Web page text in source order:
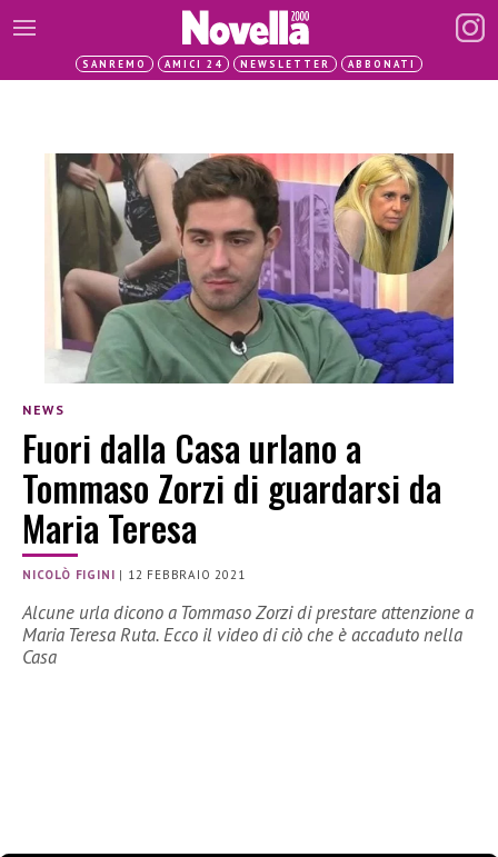
SANREMO AMICI 24 NEWSLETTER ABBONATI
NEWS
Fuori dalla Casa urlano a
Tommaso Zorzi di guardarsi da
Maria Teresa
NICOLÒ FIGINI | 12 FEBBRAIO 2021
Alcune urla dicono a Tommaso Zorzi di prestare attenzione a
Maria Teresa Ruta. Ecco il video di ciò che è accaduto nella
Casa